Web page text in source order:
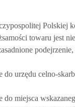
towaru jest
urzędu celno-
miejsca